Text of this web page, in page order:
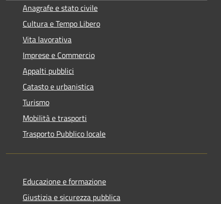
Anagrafe e stato civile
Cultura e Tempo Libero
Vita lavorativa
Imprese e Commercio
Appalti pubblici
Catasto e urbanistica
Turismo
Mobilità e trasporti
Trasporto Pubblico locale
Educazione e formazione
Giustizia e sicurezza pubblica